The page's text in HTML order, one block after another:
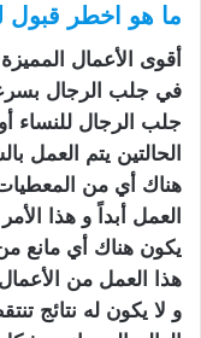
ما هو اخطر قبول
أقوى الأعمال
في جلب الرجال
جلب الرجال للنساء
الحالتين يتم العمل
هناك أي من المعطيات
العمل أبداً و هذا
يكون هناك أي مانع من
هذا العمل من
و لا يكون له نتائج